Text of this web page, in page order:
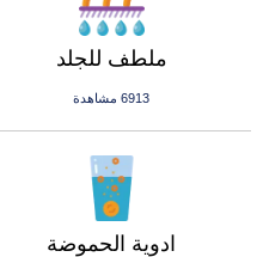
ملطف للجلد
6913 مشاهدة
ادوية الحموضة